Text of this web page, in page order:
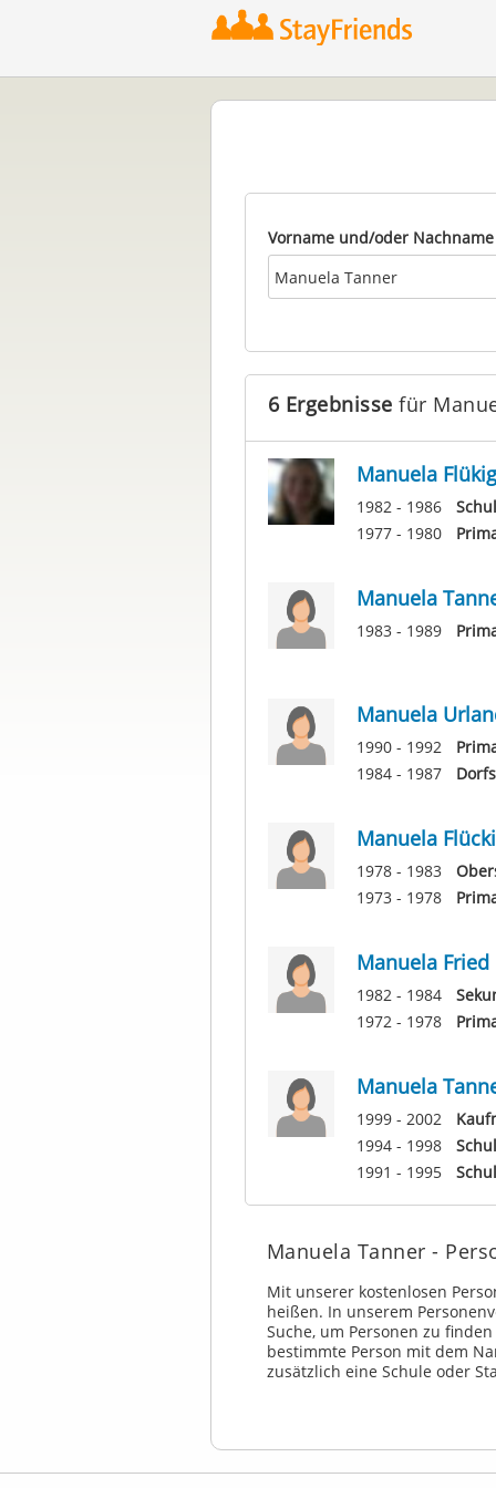
Manuela Tanner -
Mit unserer kostenlosen
heißen. In unserem
Suche, um Personen zu
bestimmte Person mit dem
zusätzlich eine Schule oder
Vorname und/oder Nachname
6 Ergebnisse für
Manuela
1982 - 1986
1977 - 1980
Manuela
1983 - 1989
Manuela
1990 - 1992
1984 - 1987
Manuela
1978 - 1983
1973 - 1978
Manuela Fried
1982 - 1984
1972 - 1978
Manuela
1999 - 2002
1994 - 1998
1991 - 1995